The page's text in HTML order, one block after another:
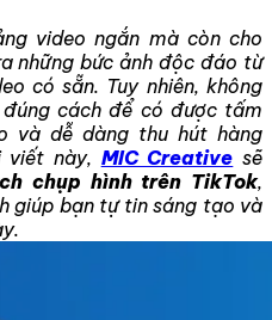
video ngắn mà còn cho
những bức ảnh độc đáo từ
có sẵn. Tuy nhiên, không
cách để có được tấm
và dễ dàng thu hút hàng
viết này, MIC Creative sẽ
chụp hình trên TikTok,
giúp bạn tự tin sáng tạo và